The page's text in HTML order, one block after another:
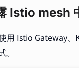
Istio mesh
用 Istio Gateway、
。